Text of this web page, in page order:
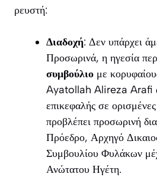
ρευστή:
Διαδοχή: Δεν υπάρχει
Προσωρινά, η ηγεσία
συμβούλιο με
Ayatollah Alireza Arafi
επικεφαλής σε
προβλέπει προσωρινή
Πρόεδρο, Αρχηγό
Συμβουλίου Φυλάκων
Ανώτατου Ηγέτη.